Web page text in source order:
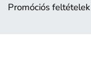
Promóciós feltételek